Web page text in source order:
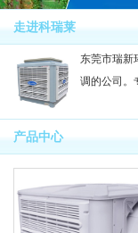
走进科瑞莱
东莞市瑞新
调的公司。
产品中心